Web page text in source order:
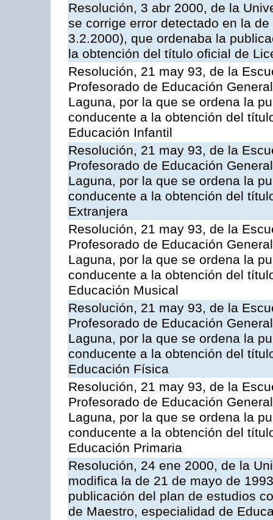
Resolución, 3 abr 2000, de la
se corrige error detectado en la
3.2.2000), que ordenaba la
la obtención del título oficial de
Resolución, 21 may 93, de la
Profesorado de Educación
Laguna, por la que se ordena la
conducente a la obtención del
Educación Infantil
Resolución, 21 may 93, de la
Profesorado de Educación
Laguna, por la que se ordena la
conducente a la obtención del
Extranjera
Resolución, 21 may 93, de la
Profesorado de Educación
Laguna, por la que se ordena la
conducente a la obtención del
Educación Musical
Resolución, 21 may 93, de la
Profesorado de Educación
Laguna, por la que se ordena la
conducente a la obtención del
Educación Física
Resolución, 21 may 93, de la
Profesorado de Educación
Laguna, por la que se ordena la
conducente a la obtención del
Educación Primaria
Resolución, 24 ene 2000, de la
modifica la de 21 de mayo de
publicación del plan de estudios
de Maestro, especialidad de